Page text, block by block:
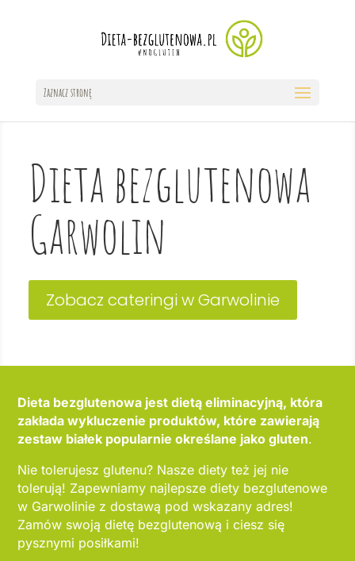
Zaznacz stronę
Dieta bezglutenowa
Garwolin
Zobacz cateringi w Garwolinie
Dieta bezglutenowa jest dietą eliminacyjną, która
zakłada wykluczenie produktów, które zawierają
zestaw białek popularnie określane jako gluten.
Nie tolerujesz glutenu? Nasze diety też jej nie
tolerują! Zapewniamy najlepsze diety bezglutenowe
w Garwolinie z dostawą pod wskazany adres!
Zamów swoją dietę bezglutenową i ciesz się
pysznymi posiłkami!